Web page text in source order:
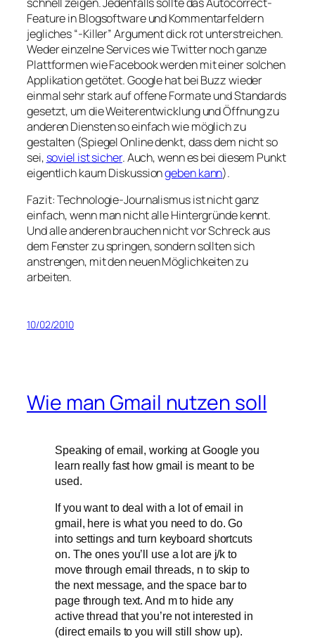
Feature in Blogsoftware und Kommentarfeldern
jegliches “-Killer” Argument dick rot unterstreichen.
Weder einzelne Services wie Twitter noch ganze
Plattformen wie Facebook werden mit einer solchen
Applikation getötet. Google hat bei Buzz wieder
einmal sehr stark auf offene Formate und Standards
gesetzt, um die Weiterentwicklung und Öffnung zu
anderen Diensten so einfach wie möglich zu
gestalten (Spiegel Online denkt, dass dem nicht so
sei, soviel ist sicher. Auch, wenn es bei diesem Punkt
eigentlich kaum Diskussiongeben kann).
Fazit: Technologie-Journalismus ist nicht ganz
einfach, wenn man nicht alle Hintergründe kennt.
Und alle anderen brauchen nicht vor Schreck aus
dem Fenster zu springen, sondern sollten sich
anstrengen, mit den neuen Möglichkeiten zu
arbeiten.
10/02/2010
Wie man Gmail nutzen soll
Speaking of email, working at Google you
learn really fast how gmail is meant to be
used.
If you want to deal with a lot of email in
gmail, here is what you need to do. Go
into settings and turn keyboard shortcuts
on. The ones you’ll use a lot are j/k to
move through email threads, n to skip to
the next message, and the space bar to
page through text. And m to hide any
active thread that you’re not interested in
(direct emails to you will still show up).